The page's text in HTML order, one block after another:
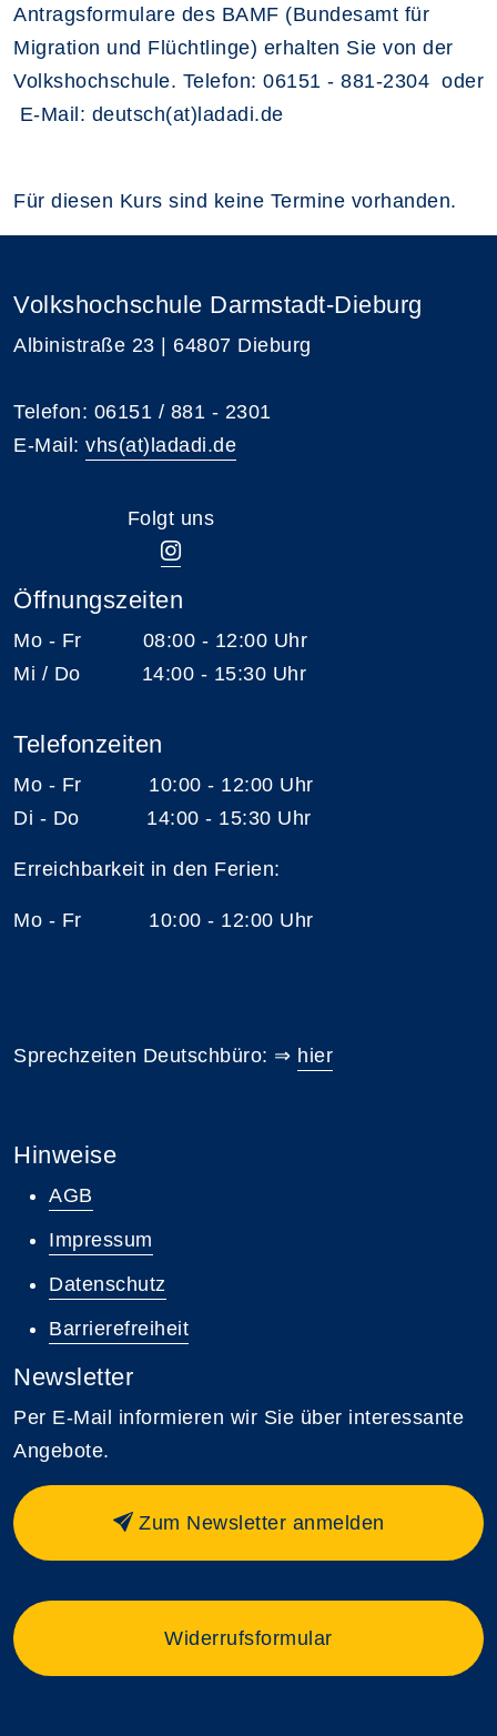
Antragsformulare des BAMF (Bundesamt für
Migration und Flüchtlinge) erhalten Sie von der
Volkshochschule. Telefon: 06151 - 881-2304 oder
E-Mail: deutsch(at)ladadi.de
Für diesen Kurs sind keine Termine vorhanden.
Volkshochschule Darmstadt-Dieburg
Albinistraße 23 | 64807 Dieburg
Telefon: 06151 / 881 - 2301
E-Mail: vhs(at)ladadi.de
Folgt uns
Öffnungszeiten
Mo - Fr 08:00 - 12:00 Uhr
Mi / Do 14:00 - 15:30 Uhr
Telefonzeiten
Mo - Fr 10:00 - 12:00 Uhr
Di - Do 14:00 - 15:30 Uhr
Erreichbarkeit in den Ferien:
Mo - Fr 10:00 - 12:00 Uhr
Sprechzeiten Deutschbüro: ⇒ hier
Hinweise
AGB
Impressum
Datenschutz
Barrierefreiheit
Newsletter
Per E-Mail informieren wir Sie über interessante
Angebote.
Zum Newsletter anmelden
Widerrufsformular